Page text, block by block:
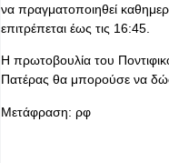
να πραγματοποιηθεί
επιτρέπεται έως τις 16:45.
Η πρωτοβουλία του
Πατέρας θα μπορούσε να
Μετάφραση: ρφ